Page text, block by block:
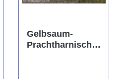
Gelbsaum-
Prachtharnischw